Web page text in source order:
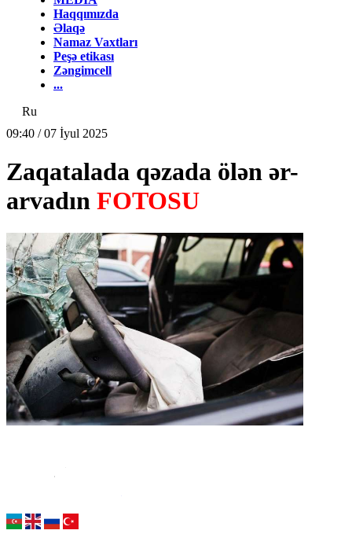
Haqqımızda
Əlaqə
Namaz Vaxtları
Peşə etikası
Zəngimcell
...
Ru
09:40 / 07 İyul 2025
Zaqatalada qəzada ölən ər-
arvadın FOTOSU